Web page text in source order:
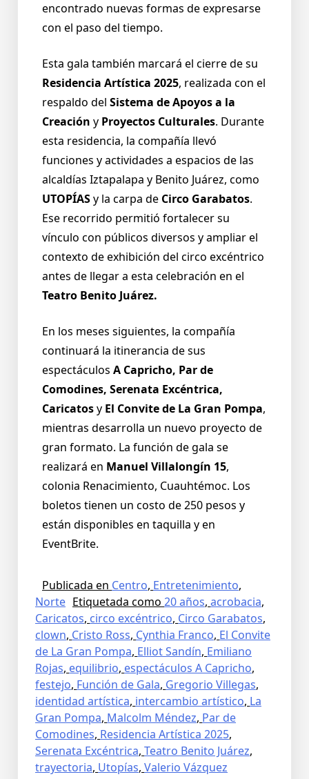
encontrado nuevas formas de expresarse
con el paso del tiempo.
Esta gala también marcará el cierre de su
Residencia Artística 2025, realizada con el
respaldo del Sistema de Apoyos a la
Creación y Proyectos Culturales. Durante
esta residencia, la compañía llevó
funciones y actividades a espacios de las
alcaldías Iztapalapa y Benito Juárez, como
UTOPÍASy la carpa de Circo Garabatos.
Ese recorrido permitió fortalecer su
vínculo con públicos diversos y ampliar el
contexto de exhibición del circo excéntrico
antes de llegar a esta celebración en el
Teatro Benito Juárez.
En los meses siguientes, la compañía
continuará la itinerancia de sus
espectáculos A Capricho, Par de
Comodines, Serenata Excéntrica,
Caricatosy El Convite de La Gran Pompa,
mientras desarrolla un nuevo proyecto de
gran formato. La función de gala se
realizará en Manuel Villalongín 15,
colonia Renacimiento, Cuauhtémoc. Los
boletos tienen un costo de 250 pesos y
están disponibles en taquilla y en
EventBrite.
Publicada en Centro, Entretenimiento,
Norte Etiquetada como 20 años, acrobacia,
Caricatos, circo excéntrico, Circo Garabatos,
clown, Cristo Ross, Cynthia Franco, El Convite
de La Gran Pompa, Elliot Sandín, Emiliano
Rojas, equilibrio, espectáculos A Capricho,
festejo, Función de Gala, Gregorio Villegas,
identidad artística, intercambio artístico, La
Gran Pompa, Malcolm Méndez, Par de
Comodines, Residencia Artística 2025,
Serenata Excéntrica, Teatro Benito Juárez,
trayectoria, Utopías, Valerio Vázquez